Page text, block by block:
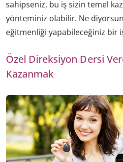
sahipseniz, bu iş sizin temel
yönteminiz olabilir. Ne
eğitmenliği yapabileceğiniz bir
Özel Direksiyon Dersi
Kazanmak